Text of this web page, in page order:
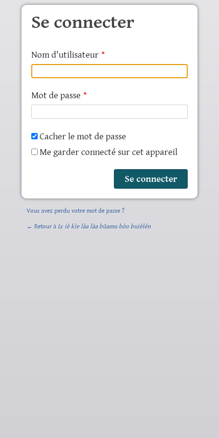
Aller au contenu principal
Se connecter
Nom d'utilisateur
Mot de passe
Cacher le mot de passe
Me garder connecté sur cet appareil
Vous avez perdu votre mot de passe ?
← Retour à Lɛ iè kìe làa làa bũamu bòo buièlén